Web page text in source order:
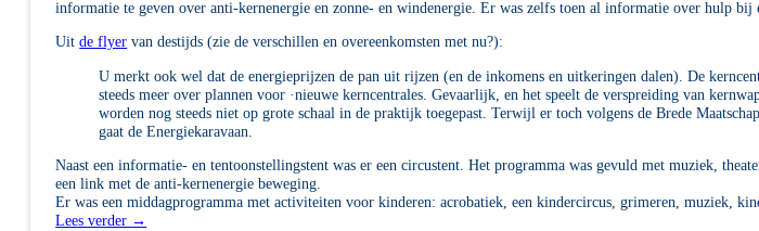
informatie te geven over anti-kernenergie en zonne- en windenergie. Er was zelfs toen al informatie over hulp bij
Uitde flyer van destijds (zie de verschillen en overeenkomsten met nu?):
U merkt ook wel dat de energieprijzen de pan uit rijzen (en de inkomens en uitkeringen dalen). De
steeds meer over plannen voor ·nieuwe kerncentrales. Gevaarlijk, en het speelt de verspreiding van
worden nog steeds niet op grote schaal in de praktijk toegepast. Terwijl er toch volgens de Brede
gaat de Energiekaravaan.
Naast een informatie- en tentoonstellingstent was er een circustent. Het programma was gevuld met muziek,
een link met de anti-kernenergie beweging.
Er was een middagprogramma met activiteiten voor kinderen: acrobatiek, een kindercircus, grimeren, muziek,
Lees verder →